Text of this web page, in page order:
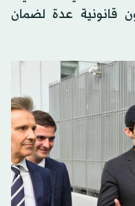
قانونية عدة لضمان